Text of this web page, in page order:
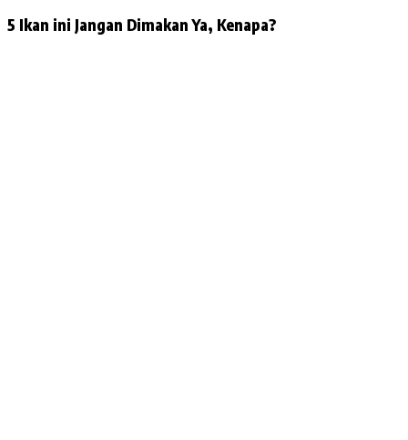
5 Ikan ini Jangan Dimakan Ya, Kenapa?